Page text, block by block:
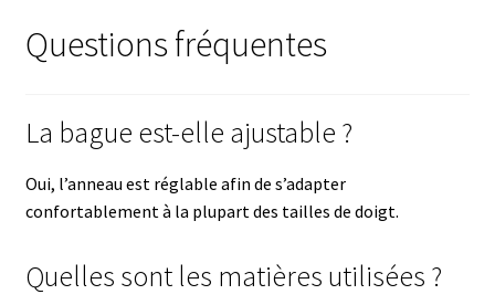
Questions fréquentes
La bague est-elle ajustable ?
Oui, l’anneau est réglable afin de s’adapter
confortablement à la plupart des tailles de doigt.
Quelles sont les matières utilisées ?